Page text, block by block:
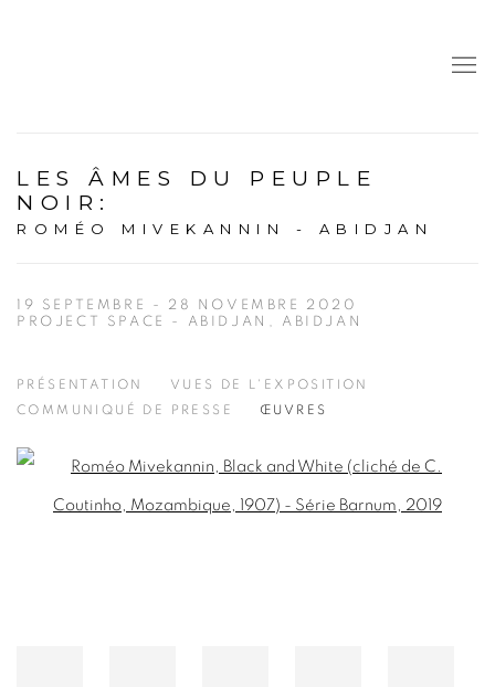
LES ÂMES DU PEUPLE
NOIR :
ROMÉO MIVEKANNIN - ABIDJAN
19 SEPTEMBRE - 28 NOVEMBRE 2020
PROJECT SPACE - ABIDJAN, ABIDJAN
PRÉSENTATION
VUES DE L'EXPOSITION
COMMUNIQUÉ DE PRESSE
ŒUVRES
Open a larger version of the following image in a popup: